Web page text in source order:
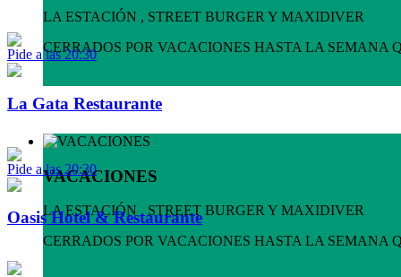
LA ESTACIÓN , STREET BURGER Y MAXIDIVER
CERRADOS POR VACACIONES HASTA LA SEMANA
VACACIONES
LA ESTACIÓN , STREET BURGER Y MAXIDIVER
CERRADOS POR VACACIONES HASTA LA SEMANA
Pide a las 20:30
La Gata Restaurante
Pide a las 20:30
Oasis Hotel & Restaurante